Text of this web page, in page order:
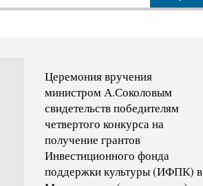
Церемония вручения
министром А.Соколовым
свидетельств победителям
четвертого конкурса на
получение грантов
Инвестиционного фонда
поддержки культуры (ИФПК) в